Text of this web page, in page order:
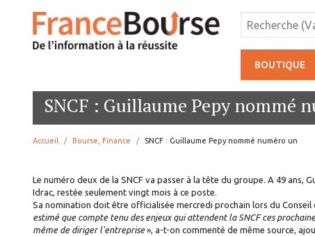
BOUTIQUE
SNCF : Guillaume Pepy nommé
Accueil Bourse, Finance page:
SNCF : Guillaume Pepy nommé numéro un
Le numéro deux de la SNCF va passer à la tête du groupe. A 49 ans,
Idrac, restée seulement vingt mois à ce poste.
Sa nomination doit être officialisée mercredi prochain lors du
estimé que compte tenu des enjeux qui attendent la SNCF ces
même de diriger l'entreprise», a-t-on commenté de même source,